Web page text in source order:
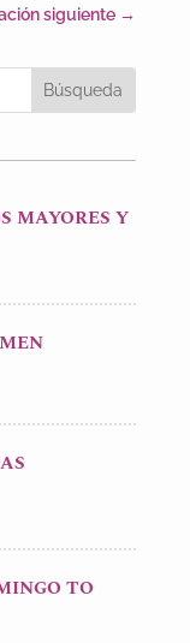
siguiente →
MAYORES Y
TO